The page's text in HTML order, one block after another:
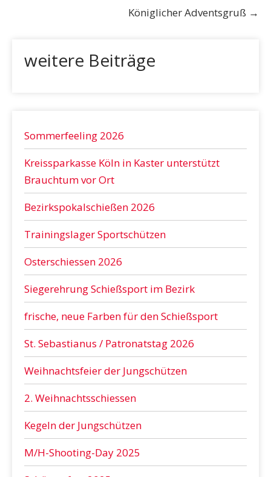
Königlicher Adventsgruß →
weitere Beiträge
Sommerfeeling 2026
Kreissparkasse Köln in Kaster unterstützt
Brauchtum vor Ort
Bezirkspokalschießen 2026
Trainingslager Sportschützen
Osterschiessen 2026
Siegerehrung Schießsport im Bezirk
frische, neue Farben für den Schießsport
St. Sebastianus / Patronatstag 2026
Weihnachtsfeier der Jungschützen
2. Weihnachtsschiessen
Kegeln der Jungschützen
M/H-Shooting-Day 2025